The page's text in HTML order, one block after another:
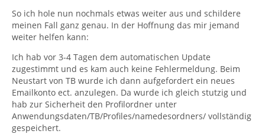
So ich hole nun nochmals etwas weiter aus und schildere
meinen Fall ganz genau. In der Hoffnung das mir jemand
weiter helfen kann:
Ich hab vor 3-4 Tagen dem automatischen Update
zugestimmt und es kam auch keine Fehlermeldung. Beim
Neustart von TB wurde ich dann aufgefordert ein neues
Emailkonto ect. anzulegen. Da wurde ich gleich stutzig und
hab zur Sicherheit den Profilordner unter
Anwendungsdaten/TB/Profiles/namedesordners/ vollständig
gespeichert.